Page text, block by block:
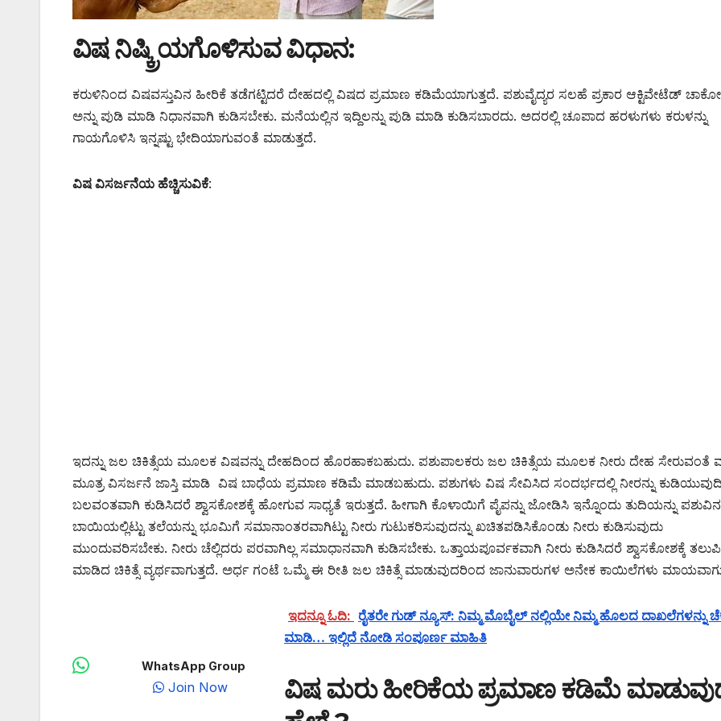
ವಿಷ ನಿಷ್ಕ್ರಿಯಗೊಳಿಸುವ ವಿಧಾನ:
ಕರುಳಿನಿಂದ ವಿಷವಸ್ತುವಿನ ಹೀರಿಕೆ ತಡೆಗಟ್ಟಿದರೆ ದೇಹದಲ್ಲಿ ವಿಷದ ಪ್ರಮಾಣ ಕಡಿಮೆಯಾಗುತ್ತದೆ. ಪಶುವೈದ್ಯರ ಸಲಹೆ ಪ್ರಕಾರ ಆಕ್ಟಿವೇಟೆಡ್
ಅನ್ನು ಪುಡಿ ಮಾಡಿ ನಿಧಾನವಾಗಿ ಕುಡಿಸಬೇಕು. ಮನೆಯಲ್ಲಿನ ಇದ್ದಿಲನ್ನು ಪುಡಿ ಮಾಡಿ ಕುಡಿಸಬಾರದು. ಅದರಲ್ಲಿ ಚೂಪಾದ ಹರಳುಗಳು ಕರುಳನ್ನು
ಗಾಯಗೊಳಿಸಿ ಇನ್ನಷ್ಟು ಭೇದಿಯಾಗುವಂತೆ ಮಾಡುತ್ತದೆ.
ವಿಷ ವಿಸರ್ಜನೆಯ ಹೆಚ್ಚಿಸುವಿಕೆ:
ಇದನ್ನು ಜಲ ಚಿಕಿತ್ಸೆಯ ಮೂಲಕ ವಿಷವನ್ನು ದೇಹದಿಂದ ಹೊರಹಾಕಬಹುದು. ಪಶುಪಾಲಕರು ಜಲ ಚಿಕಿತ್ಸೆಯ ಮೂಲಕ ನೀರು ದೇಹ ಸೇರುವಂತೆ
ಮೂತ್ರ ವಿಸರ್ಜನೆ ಜಾಸ್ತಿ ಮಾಡಿ ವಿಷ ಬಾಧೆಯ ಪ್ರಮಾಣ ಕಡಿಮೆ ಮಾಡಬಹುದು. ಪಶುಗಳು ವಿಷ ಸೇವಿಸಿದ ಸಂದರ್ಭದಲ್ಲಿ ನೀರನ್ನು
ಬಲವಂತವಾಗಿ ಕುಡಿಸಿದರೆ ಶ್ವಾಸಕೋಶಕ್ಕೆ ಹೋಗುವ ಸಾಧ್ಯತೆ ಇರುತ್ತದೆ. ಹೀಗಾಗಿ ಕೊಳಾಯಿಗೆ ಪೈಪನ್ನು ಜೋಡಿಸಿ ಇನ್ನೊಂದು ತುದಿಯನ್ನು ಪಶುವಿನ
ಬಾಯಿಯಲ್ಲಿಟ್ಟು ತಲೆಯನ್ನು ಭೂಮಿಗೆ ಸಮಾನಾಂತರವಾಗಿಟ್ಟು ನೀರು ಗುಟುಕರಿಸುವುದನ್ನು ಖಚಿತಪಡಿಸಿಕೊಂಡು ನೀರು ಕುಡಿಸುವುದು
ಮುಂದುವರಿಸಬೇಕು. ನೀರು ಚೆಲ್ಲಿದರು ಪರವಾಗಿಲ್ಲ ಸಮಾಧಾನವಾಗಿ ಕುಡಿಸಬೇಕು. ಒತ್ತಾಯಪೂರ್ವಕವಾಗಿ ನೀರು ಕುಡಿಸಿದರೆ ಶ್ವಾಸಕೋಶಕ್ಕೆ ತಲುಪಿ
ಮಾಡಿದ ಚಿಕಿತ್ಸೆ ವ್ಯರ್ಥವಾಗುತ್ತದೆ. ಅರ್ಧ ಗಂಟೆ ಒಮ್ಮೆ ಈ ರೀತಿ ಜಲ ಚಿಕಿತ್ಸೆ ಮಾಡುವುದರಿಂದ ಜಾನುವಾರುಗಳ ಅನೇಕ ಕಾಯಿಲೆಗಳು
WhatsApp Group
Join Now
ಇದನ್ನೂ ಓದಿ: ರೈತರೇ ಗುಡ್ ನ್ಯೂಸ್: ನಿಮ್ಮ ಮೊಬೈಲ್ ನಲ್ಲಿಯೇ ನಿಮ್ಮ ಹೊಲದ ದಾಖಲೆಗಳನ್ನು
ಮಾಡಿ… ಇಲ್ಲಿದೆ ನೋಡಿ ಸಂಪೂರ್ಣ ಮಾಹಿತಿ
ವಿಷ ಮರು ಹೀರಿಕೆಯ ಪ್ರಮಾಣ ಕಡಿಮೆ